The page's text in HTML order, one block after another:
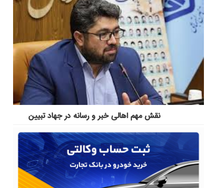
نقش مهم اهالی خبر و رسانه در جهاد تبیین